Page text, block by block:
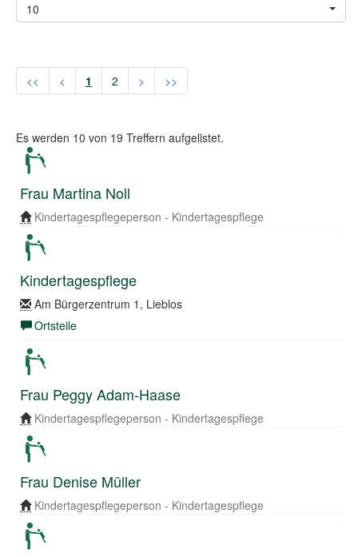
10
<< < 1 2 > >>
Es werden 10 von 19 Treffern aufgelistet.
Frau Martina Noll
Kindertagespflegeperson - Kindertagespflege
Kindertagespflege
Am Bürgerzentrum 1, Lieblos
Ortsteile
Frau Peggy Adam-Haase
Kindertagespflegeperson - Kindertagespflege
Frau Denise Müller
Kindertagespflegeperson - Kindertagespflege